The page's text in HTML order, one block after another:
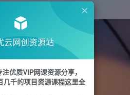
电商 剪辑
云网创资源站
优质VIP网课资源分享，
几千的项目资源课程这里全